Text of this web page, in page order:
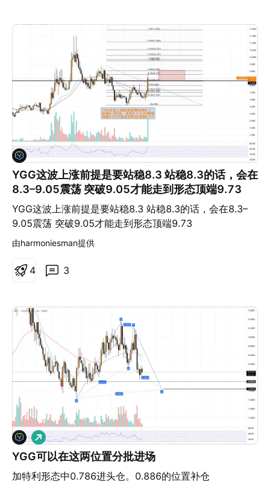
YGG这波上涨前提是要站稳8.3 站稳8.3的话，会在
8.3–9.05震荡 突破9.05才能走到形态顶端9.73
YGG这波上涨前提是要站稳8.3 站稳8.3的话，会在8.3–
9.05震荡 突破9.05才能走到形态顶端9.73
由harmoniesman提供
3
4
YGG可以在这两位置分批进场
加特利形态中0.786进头仓。0.886的位置补仓
做
多